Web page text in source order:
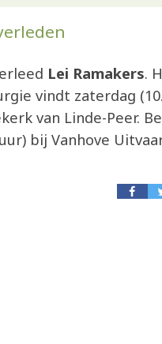
Lei Ramakers.
vindt zaterdag
van Linde-Peer.
bij Vanhove